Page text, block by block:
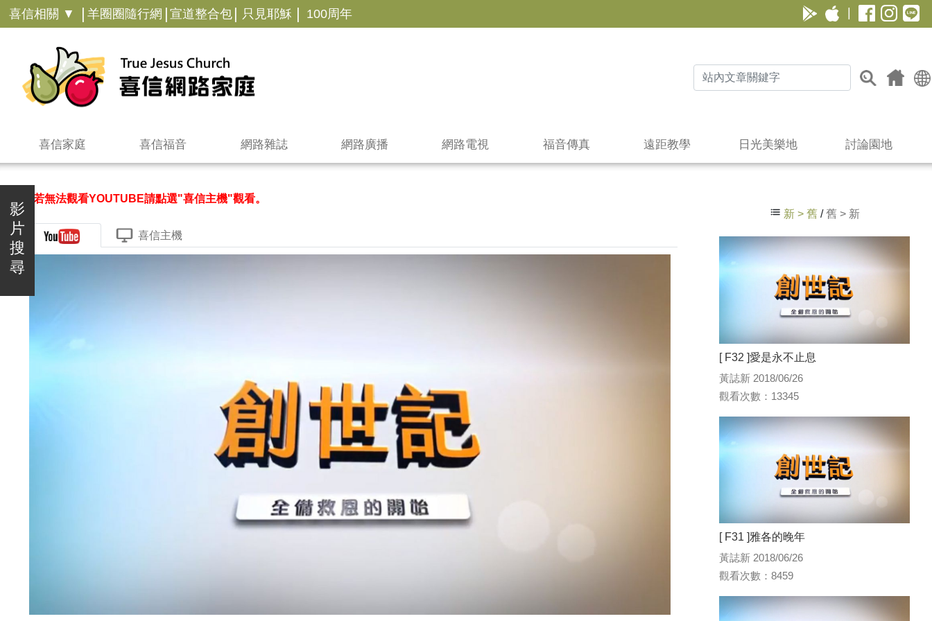
喜信相關 ▼ | 羊圈圈隨行網 | 宣道整合包 | 只見耶穌 | 100周年
喜信家庭 喜信福音 網路雜誌 網路廣播 網路電視 福音傳真 遠距教學 日光美樂地 討論園地
影
片
搜
尋
＊若無法觀看YOUTUBE請點選"喜信主機"觀看。
喜信主機
新 > 舊/舊 > 新
[ F32 ]愛是永不止息
黃誌新 2018/06/26
觀看次數：13345
[ F31 ]雅各的晚年
黃誌新 2018/06/26
觀看次數：8459